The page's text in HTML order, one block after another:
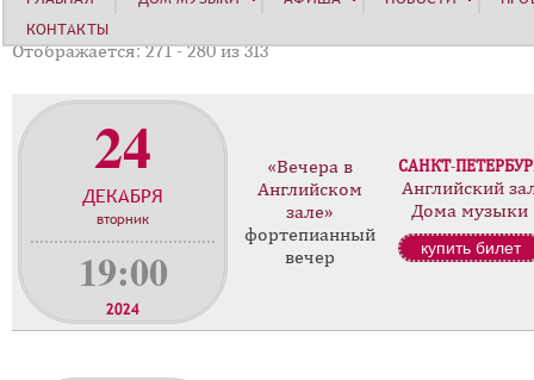
Отображается: 271 - 280 из 313
24
ДЕКАБРЯ
вторник
19:00
2024
«Вечера в
Английском
зале»
фортепианный
вечер
САНКТ-
Английский
Дома музыки
купить билет
КОНТАКТЫ